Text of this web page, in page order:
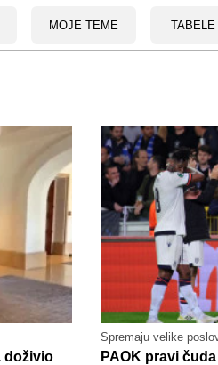
MOJE TEME TABELE
doživio
Spremaju velike
PAOK pravi